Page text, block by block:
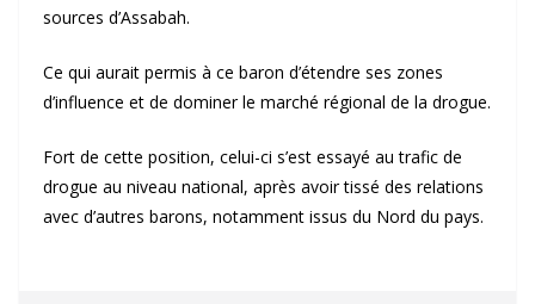
sources d’Assabah.
Ce qui aurait permis à ce baron d’étendre ses zones
d’influence et de dominer le marché régional de la drogue.
Fort de cette position, celui-ci s’est essayé au trafic de
drogue au niveau national, après avoir tissé des relations
avec d’autres barons, notamment issus du Nord du pays.